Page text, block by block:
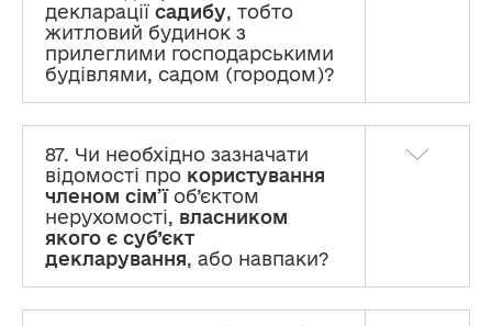
декларації садибу, тобто
житловий будинок з
прилеглими господарськими
будівлями, садом (городом)?
87. Чи необхідно зазначати
відомості про користування
членом сім’їоб’єктом
нерухомості, власником
якого є суб’єкт
декларування, або навпаки?